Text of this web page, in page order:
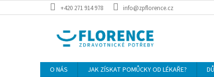
na
+420 271 914 978 info@zpflorence.cz
O NÁS JAK ZÍSKAT POMŮCKY OD LÉKAŘE?